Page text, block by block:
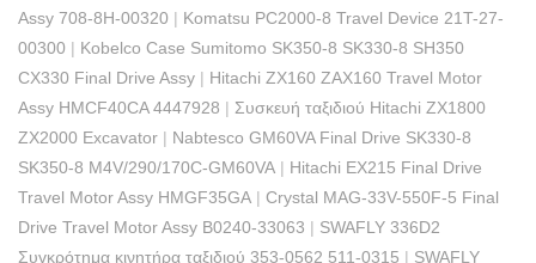
Assy 708-8H-00320 | Komatsu PC2000-8 Travel Device 21T-27-
00300 | Kobelco Case Sumitomo SK350-8 SK330-8 SH350
CX330 Final Drive Assy | Hitachi ZX160 ZAX160 Travel Motor
Assy HMCF40CA 4447928 | Συσκευή ταξιδιού Hitachi ZX1800
ZX2000 Excavator | Nabtesco GM60VA Final Drive SK330-8
SK350-8 M4V/290/170C-GM60VA | Hitachi EX215 Final Drive
Travel Motor Assy HMGF35GA | Crystal MAG-33V-550F-5 Final
Drive Travel Motor Assy B0240-33063 | SWAFLY 336D2
Συγκρότημα κινητήρα ταξιδιού 353-0562 511-0315 | SWAFLY